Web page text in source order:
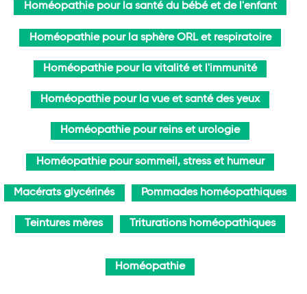
Homéopathie pour la santé du bébé et de l'enfant
Homéopathie pour la sphère ORL et respiratoire
Homéopathie pour la vitalité et l'immunité
Homéopathie pour la vue et santé des yeux
Homéopathie pour reins et urologie
Homéopathie pour sommeil, stress et humeur
Macérats glycérinés Pommades homéopathiques
Teintures mères Triturations homéopathiques
Homéopathie